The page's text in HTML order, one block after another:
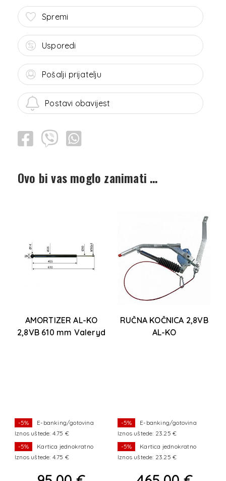
Spremi
Usporedi
Pošalji prijatelju
Postavi obavijest
Ovo bi vas moglo zanimati …
AMORTIZER AL-KO
2,8VB 610 mm Valeryd
-5%
E-banking/gotovina
Iznos uštede: 4.75 €
-5%
Kartica jednokratno
Iznos uštede: 4.75 €
RUČNA KOČNICA 2,8VB
AL-KO
-5%
E-banking/gotovina
Iznos uštede: 23.25 €
-5%
Kartica jednokratno
Iznos uštede: 23.25 €